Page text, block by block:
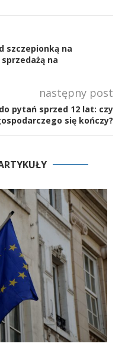
szczepionką na
na
następny post
pytań sprzed 12 lat: czy
się kończy?